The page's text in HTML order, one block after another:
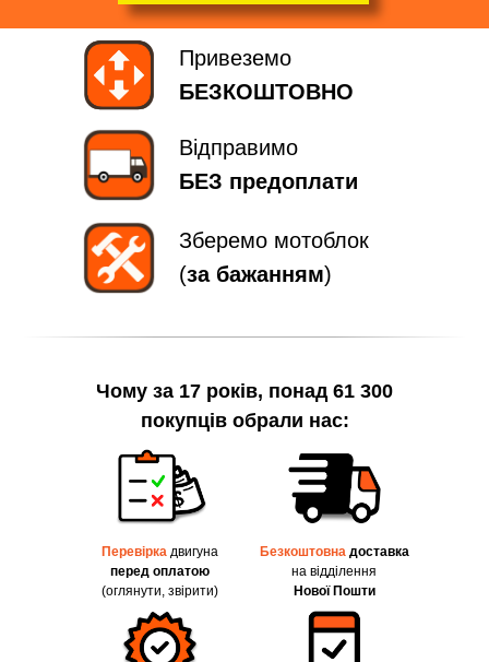
Відправимо
БЕЗ предоплати
Привеземо
БЕЗКОШТОВНО
Зберемо мотоблок
(за бажанням)
Чому за 17 років, понад 61 300
покупців обрали нас:
Перевірка двигуна
перед оплатою
(оглянути, звірити)
Безкоштовна доставка
на відділення
Нової Пошти